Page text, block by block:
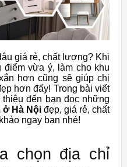
giá rẻ, chất lượng? Khi
vừa ý, làm cho khu
hơn cũng sẽ giúp chị
hơn đấy! Trong bài viết
đến bạn đọc những
ở Hà Nội đẹp, giá rẻ, chất
ngay bạn nhé!
chọn địa chỉ